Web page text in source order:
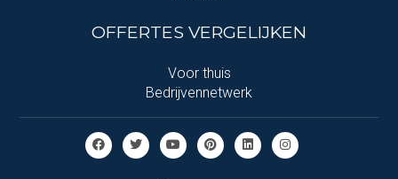
OFFERTES VERGELIJKEN
Voor thuis
Bedrijvennetwerk